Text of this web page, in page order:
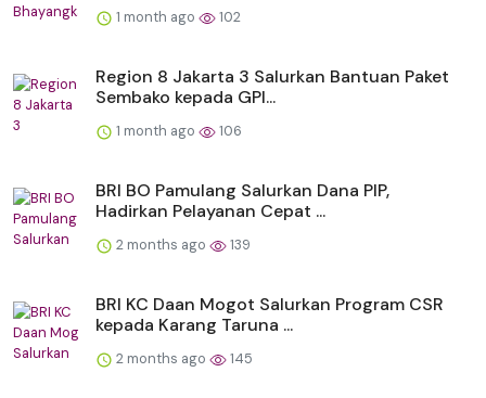
1 month ago 102
Region 8 Jakarta 3 Salurkan Bantuan Paket
Sembako kepada GPI...
1 month ago 106
BRI BO Pamulang Salurkan Dana PIP,
Hadirkan Pelayanan Cepat ...
2 months ago 139
BRI KC Daan Mogot Salurkan Program CSR
kepada Karang Taruna ...
2 months ago 145